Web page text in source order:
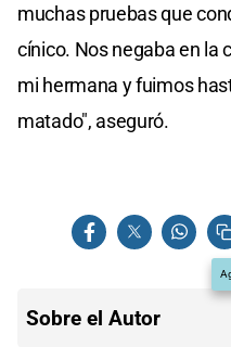
muchas pruebas que
cínico. Nos negaba en la
mi hermana y fuimos
matado", aseguró.
Sobre el Autor